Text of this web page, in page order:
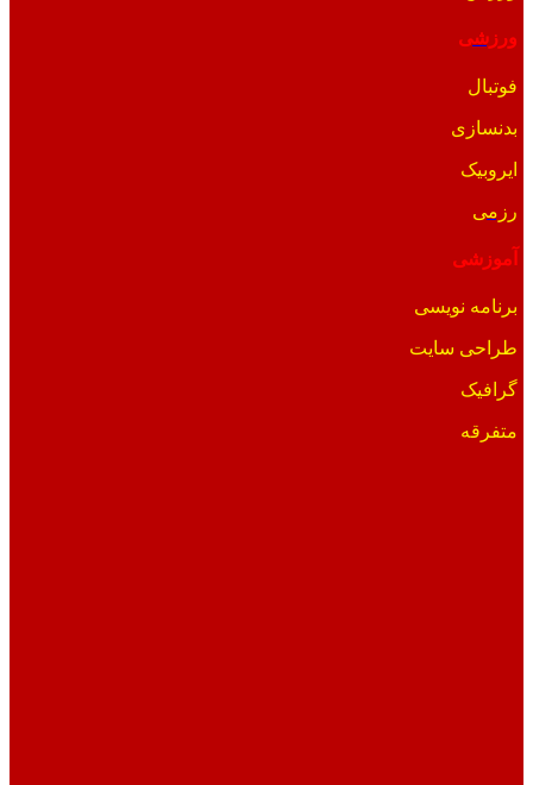
ورزشی
فوتبال
بدنسازی
ایروبیک
رزمی
آموزشی
برنامه نویسی
طراحی سایت
گرافیک
متفرقه